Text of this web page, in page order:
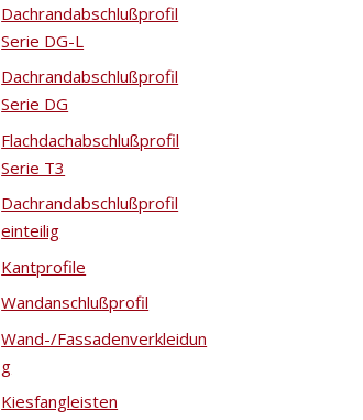
Dachrandabschlußprofil
Serie DG-L
Dachrandabschlußprofil
Serie DG
Flachdachabschlußprofil
Serie T3
Dachrandabschlußprofil
einteilig
Kantprofile
Wandanschlußprofil
Wand-/Fassadenverkleidun
g
Kiesfangleisten